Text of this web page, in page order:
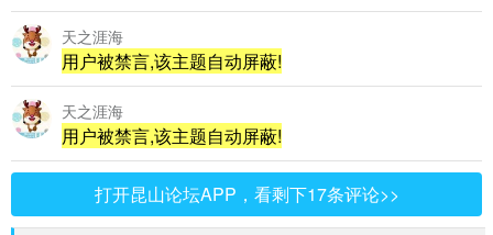
天之涯海
用户被禁言,该主题自动屏蔽!
天之涯海
用户被禁言,该主题自动屏蔽!
打开昆山论坛APP，看剩下17条评论>>